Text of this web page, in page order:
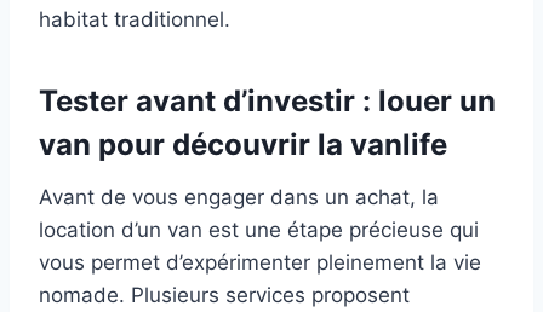
habitat traditionnel.
Tester avant d’investir : louer un
van pour découvrir la vanlife
Avant de vous engager dans un achat, la
location d’un van est une étape précieuse qui
vous permet d’expérimenter pleinement la vie
nomade. Plusieurs services proposent